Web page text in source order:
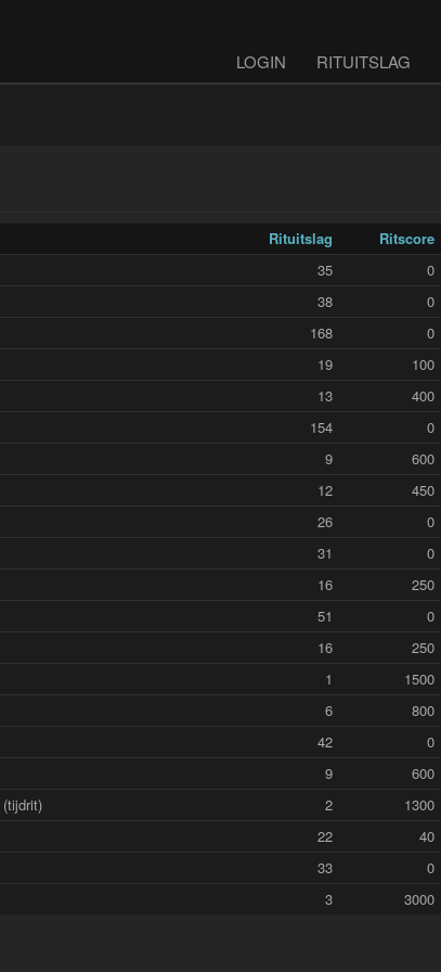
LOGIN RITUITSLAG
Rituitslag Ritscore
35 0
38 0
168 0
19 100
13 400
154 0
9 600
12 450
26 0
31 0
16 250
51 0
16 250
1 1500
6 800
42 0
9 600
2 1300
22 40
33 0
3 3000